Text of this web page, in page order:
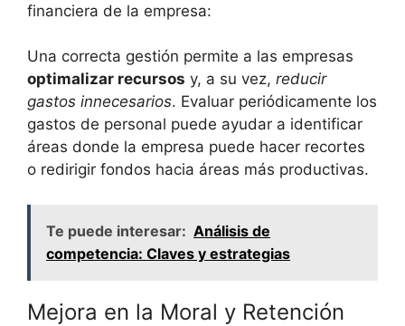
financiera de la empresa:
Una correcta gestión permite a las empresas
optimalizar recursos y, a su vez, reducir
gastos innecesarios. Evaluar periódicamente los
gastos de personal puede ayudar a identificar
áreas donde la empresa puede hacer recortes
o redirigir fondos hacia áreas más productivas.
Te puede interesar: Análisis de
competencia: Claves y estrategias
Mejora en la Moral y Retención